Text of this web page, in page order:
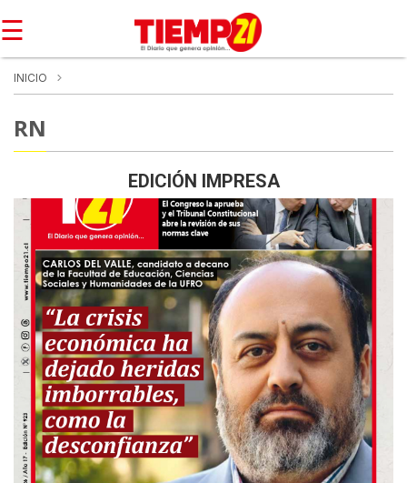
☰
INICIO
RN
EDICIÓN IMPRESA